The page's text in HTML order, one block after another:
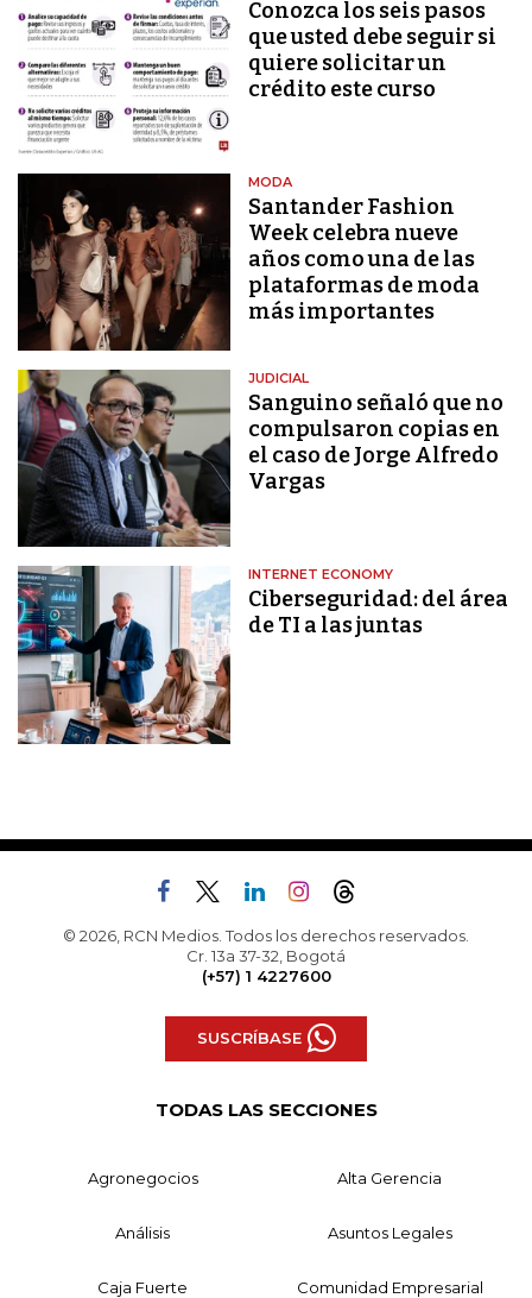
Conozca los seis pasos
que usted debe seguir si
quiere solicitar un
crédito este curso
MODA
Santander Fashion
Week celebra nueve
años como una de las
plataformas de moda
más importantes
JUDICIAL
Sanguino señaló que no
compulsaron copias en
el caso de Jorge Alfredo
Vargas
INTERNET ECONOMY
Ciberseguridad: del área
de TI a las juntas
© 2026, RCN Medios. Todos los derechos reservados.
Cr. 13a 37-32, Bogotá
(+57) 1 4227600
SUSCRÍBASE
TODAS LAS SECCIONES
Agronegocios Alta Gerencia
Análisis Asuntos Legales
Caja Fuerte Comunidad Empresarial